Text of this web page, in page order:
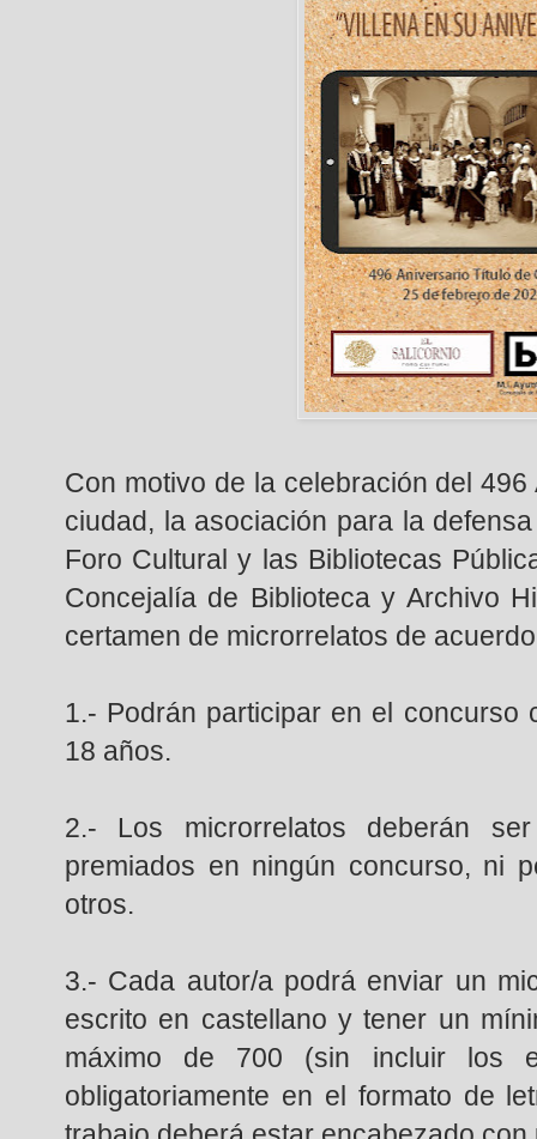
Con motivo de la celebración del
ciudad, la asociación para la
Foro Cultural y las Bibliotecas
Concejalía de Biblioteca y Archivo
certamen de microrrelatos de
1.- Podrán participar en el concurso
18 años.
2.- Los microrrelatos deberán
premiados en ningún concurso, ni
otros.
3.- Cada autor/a podrá enviar un
escrito en castellano y tener un
máximo de 700 (sin incluir los
obligatoriamente en el formato de